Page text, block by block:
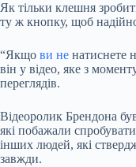
Як тільки клешня
ту ж кнопку, щоб
“Якщо ви не натиснете
він у відео, яке з
переглядів.
Відеоролик Брендона
які побажали
інших людей, які
завжди.